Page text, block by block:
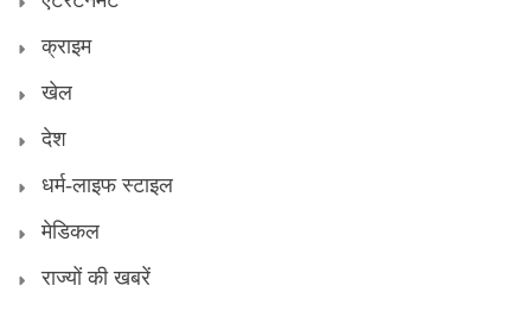
क्राइम
खेल
देश
धर्म-लाइफ स्टाइल
मेडिकल
राज्यों की खबरें